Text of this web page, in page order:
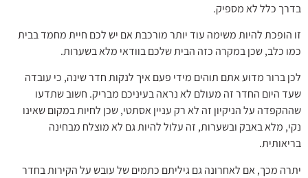
בדרך כלל לא מספיק.
זו הופכת להיות משימה עוד יותר מורכבת אם יש לכם חיית מחמד בבית
כמו כלב, שכן במקרה כזה הבית שלכם בוודאי מלא בשערות.
לכן ברור מדוע אתם תוהים מידי פעם איך לנקות חדר שינה, כי עובדה
שעד היום החדר זה מעולם לא נראה בעיניכם מבריק. חשוב שתדעו
שההקפדה על הניקיון זה לא רק עניין אסתטי, שכן לחיות במקום שאינו
נקי, מלא באבק ובשערות, זה עלול להיות גם לא מוצלח מבחינה
בריאותית.
יתרה מכך, אם לאחרונה גם גיליתם כתמים של עובש על הקירות בחדר